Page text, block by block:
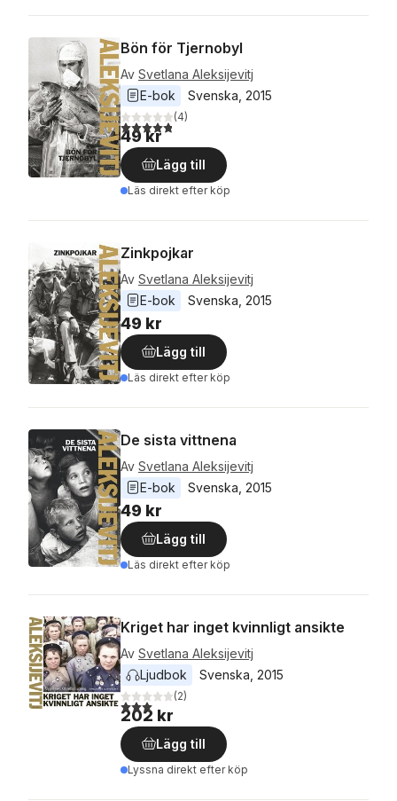
Bön för Tjernobyl
Av Svetlana Aleksijevitj
E-bok
Svenska 2015
4,8utav 5 stjärnor. Totalt antal röster:
(4)
49 kr
Lägg till
Läs direkt efter köp
Zinkpojkar
Av Svetlana Aleksijevitj
E-bok
Svenska 2015
49 kr
Lägg till
Läs direkt efter köp
De sista vittnena
Av Svetlana Aleksijevitj
E-bok
Svenska 2015
49 kr
Lägg till
Läs direkt efter köp
Kriget har inget kvinnligt ansikte
Av Svetlana Aleksijevitj
Ljudbok
Svenska 2015
3,0utav 5 stjärnor. Totalt antal röster:
(2)
202 kr
Lägg till
Lyssna direkt efter köp